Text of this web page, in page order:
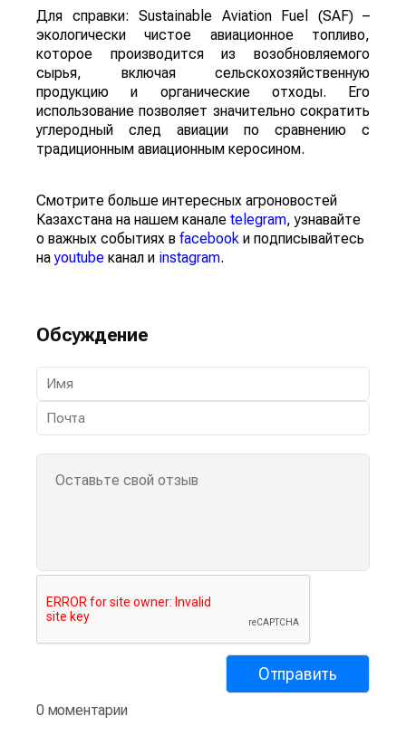
Для справки: Sustainable Aviation Fuel (SAF) –
экологически чистое авиационное топливо,
которое производится из возобновляемого
сырья, включая сельскохозяйственную
продукцию и органические отходы. Его
использование позволяет значительно сократить
углеродный след авиации по сравнению с
традиционным авиационным керосином.
Смотрите больше интересных агроновостей
Казахстана на нашем канале telegram, узнавайте
о важных событиях в facebook и подписывайтесь
наyoutube канал и instagram.
Обсуждение
0 моментарии